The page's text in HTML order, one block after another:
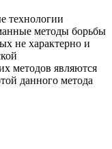
технологии
методы борьбы
не характерно и
методов являются
данного метода